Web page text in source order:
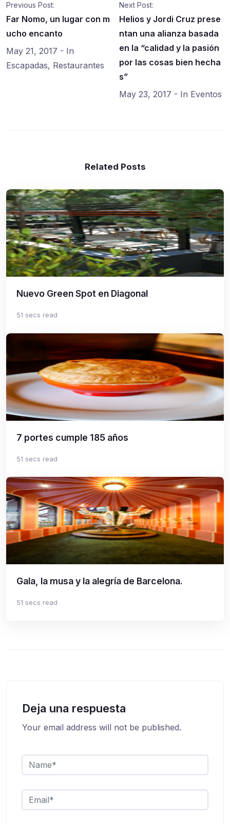
Previous Post:
Far Nomo, un lugar con m
ucho encanto
May 21, 2017 - In
Escapadas, Restaurantes
Next Post:
Helios y Jordi Cruz prese
ntan una alianza basada
en la “calidad y la pasión
por las cosas bien hecha
s”
May 23, 2017 - In Eventos
Related Posts
Nuevo Green Spot en Diagonal
51 secs read
7 portes cumple 185 años
51 secs read
Gala, la musa y la alegría de Barcelona.
51 secs read
Deja una respuesta
Your email address will not be published.